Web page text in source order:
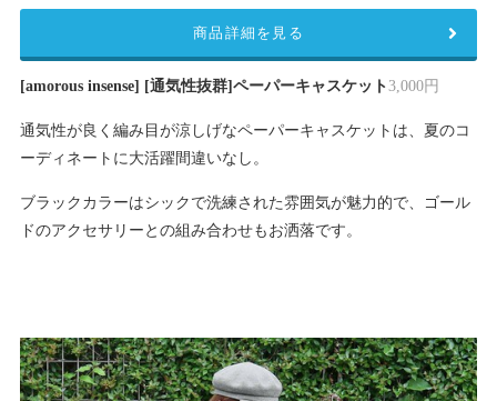
[amorous insense] [通気性抜群]ペーパーキャスケット3,000円
通気性が良く編み目が涼しげなペーパーキャスケットは、夏のコ
ーディネートに大活躍間違いなし。
ブラックカラーはシックで洗練された雰囲気が魅力的で、ゴール
ドのアクセサリーとの組み合わせもお洒落です。
商品詳細を見る